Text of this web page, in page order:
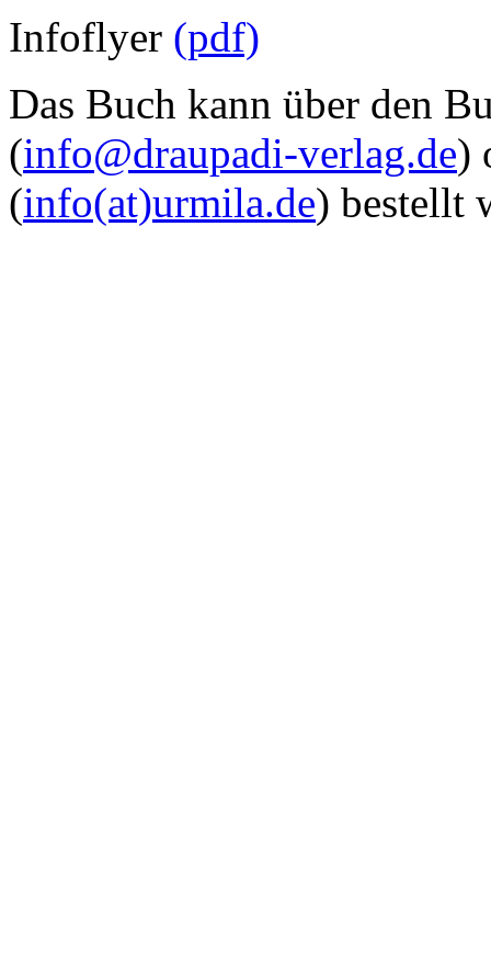
Infoflyer (pdf)
Das Buch kann über den
(info@draupadi-verlag.de)
(info(at)urmila.de) bestellt